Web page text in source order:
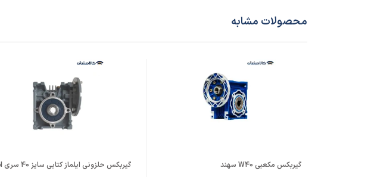
نسبت تبدیل
نوع فلنچ ورودی
قطر شافت خروجی (mm)
محصولات مشابه
گیربکس مکعبی W40 سهند گیربکس حلزونی ایلماز کتابی سایز 40 سری EN